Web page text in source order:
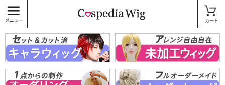
〜
商品タグ
キャラウィッグ
未加工ウィッグ
ベースウィッグ
衣装